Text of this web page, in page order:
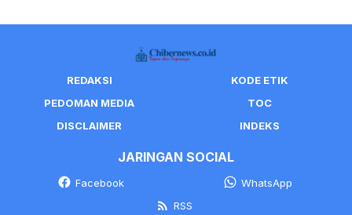
REDAKSI
KODE ETIK
PEDOMAN MEDIA
TOC
DISCLAIMER
INDEKS
JARINGAN SOCIAL
Facebook
WhatsApp
RSS